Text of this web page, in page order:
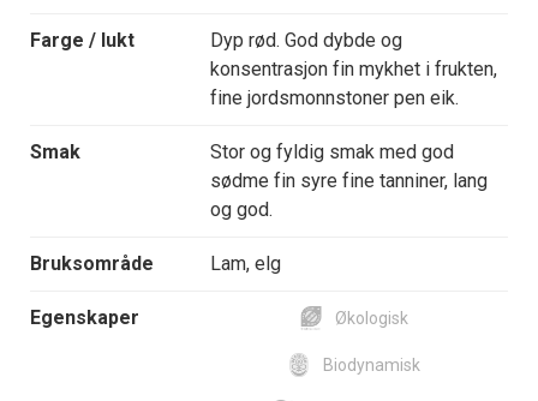
Farge / lukt
Dyp rød. God dybde og
konsentrasjon fin mykhet i frukten,
fine jordsmonnstoner pen eik.
Smak
Stor og fyldig smak med god
sødme fin syre fine tanniner, lang
og god.
Bruksområde Lam, elg
Egenskaper Økologisk
Biodynamisk